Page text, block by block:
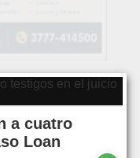
a cuatro
Loan